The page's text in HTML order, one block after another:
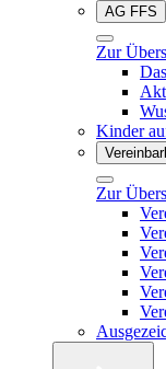
AG FFS
Zur
Kinder
Zur